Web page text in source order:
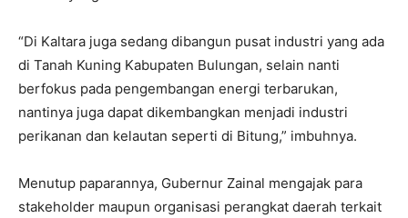
“Di Kaltara juga sedang dibangun pusat industri yang ada
di Tanah Kuning Kabupaten Bulungan, selain nanti
berfokus pada pengembangan energi terbarukan,
nantinya juga dapat dikembangkan menjadi industri
perikanan dan kelautan seperti di Bitung,” imbuhnya.
Menutup paparannya, Gubernur Zainal mengajak para
stakeholder maupun organisasi perangkat daerah terkait